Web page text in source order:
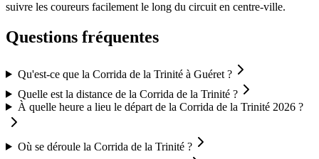
suivre les coureurs facilement le long du circuit en centre-ville.
Questions fréquentes
Qu'est-ce que la Corrida de la Trinité à Guéret ?
Quelle est la distance de la Corrida de la Trinité ?
À quelle heure a lieu le départ de la Corrida de la Trinité 2026 ?
Où se déroule la Corrida de la Trinité ?